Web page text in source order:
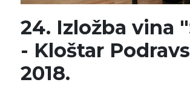
24. Izložba vina
- Kloštar
2018.